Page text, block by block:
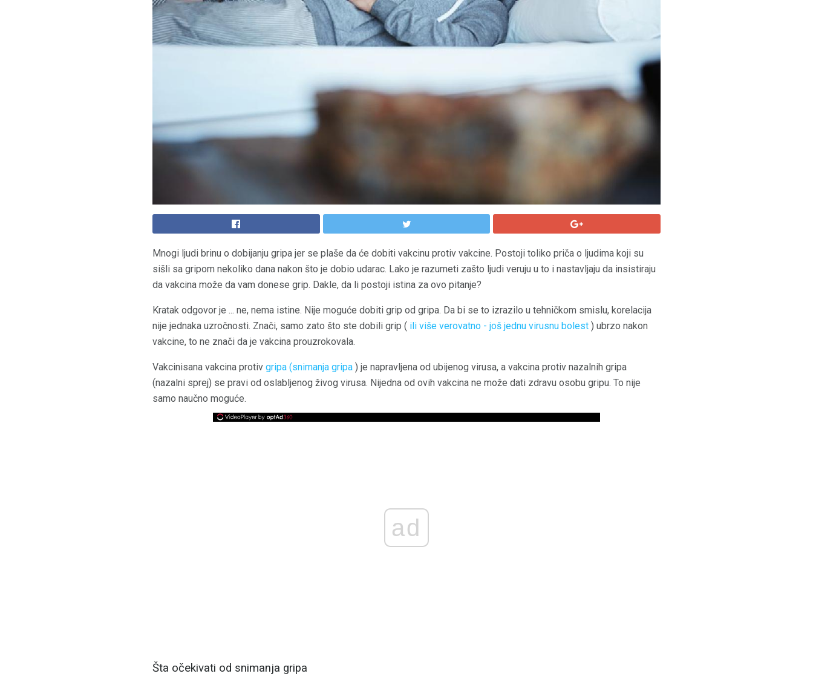
Mnogi ljudi brinu o dobijanju gripa jer se plaše da će dobiti vakcinu protiv vakcine. Postoji toliko priča o ljudima koji su
sišli sa gripom nekoliko dana nakon što je dobio udarac. Lako je razumeti zašto ljudi veruju u to i nastavljaju da insistiraju
da vakcina može da vam donese grip. Dakle, da li postoji istina za ovo pitanje?
Kratak odgovor je ... ne, nema istine. Nije moguće dobiti grip od gripa. Da bi se to izrazilo u tehničkom smislu, korelacija
nije jednaka uzročnosti. Znači, samo zato što ste dobili grip ( ili više verovatno - još jednu virusnu bolest ) ubrzo nakon
vakcine, to ne znači da je vakcina prouzrokovala.
Vakcinisana vakcina protiv gripa (snimanja gripa ) je napravljena od ubijenog virusa, a vakcina protiv nazalnih gripa
(nazalni sprej) se pravi od oslabljenog živog virusa. Nijedna od ovih vakcina ne može dati zdravu osobu gripu. To nije
samo naučno moguće.
ad
Šta očekivati ​​od snimanja gripa